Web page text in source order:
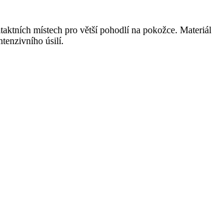
místech pro větší pohodlí na pokožce. Materiál
úsilí.